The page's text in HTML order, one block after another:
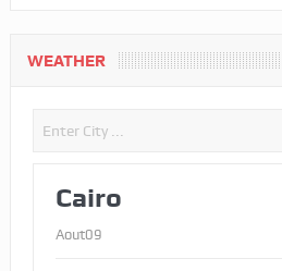
WEATHER
Cairo
Aout09